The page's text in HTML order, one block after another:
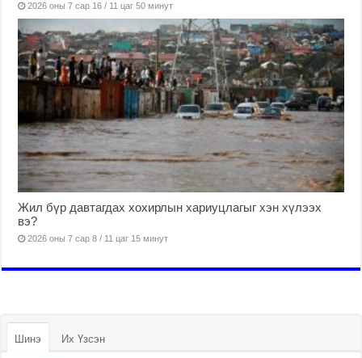
2026 оны 7 сар 16 / 11 цаг 50 минут
Жил бүр давтагдах хохирлын хариуцлагыг хэн хүлээх
вэ?
2026 оны 7 сар 8 / 11 цаг 15 минут
Шинэ Их Үзсэн